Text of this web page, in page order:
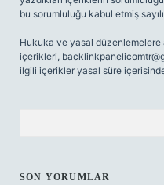
bu sorumluluğu kabul etmiş
Hukuka ve yasal düzenlemelere
içerikleri,
ilgili içerikler yasal süre
SON YORUMLAR